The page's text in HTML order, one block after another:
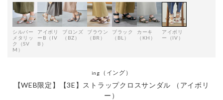
シルバー
メタリッ
ク（SV
M）
アイボリ
ーB（IV
B）
ブロンズ
（BZ）
ブラウン
（BR）
ブラック
（BL）
カーキ
（KH）
アイボリ
ー（IV）
ing （イング）
【WEB限定】【3E】ストラップクロスサンダル （アイボリ
ー）